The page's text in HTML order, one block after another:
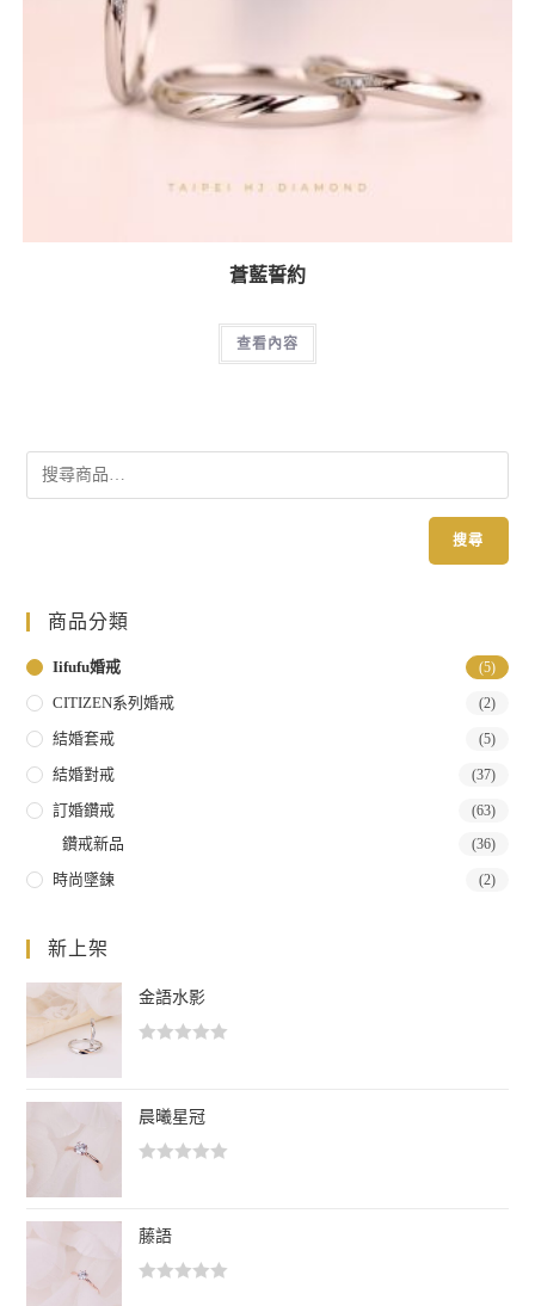
蒼藍誓約
查看內容
搜尋
商品分類
Iifufu婚戒 (5)
CITIZEN系列婚戒 (2)
結婚套戒 (5)
結婚對戒 (37)
訂婚鑽戒 (63)
鑽戒新品 (36)
時尚墜鍊 (2)
新上架
金語水影
0
分
晨曦星冠
0
分
藤語